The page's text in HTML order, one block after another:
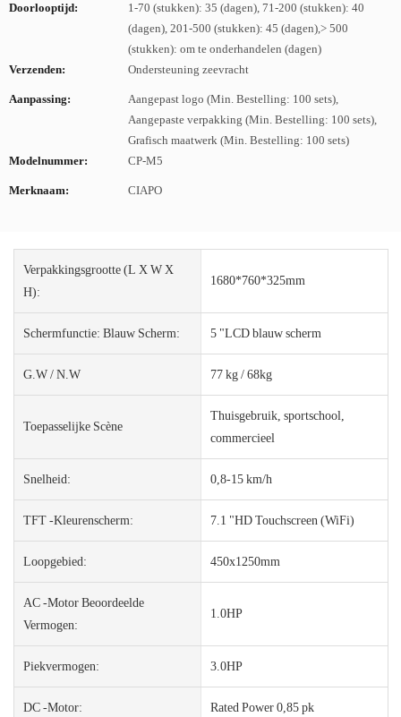
Doorlooptijd:
1-70 (stukken): 35 (dagen), 71-200 (stukken): 40
(dagen), 201-500 (stukken): 45 (dagen),> 500
(stukken): om te onderhandelen (dagen)
Verzenden:
Ondersteuning zeevracht
Aanpassing:
Aangepast logo (Min. Bestelling: 100 sets),
Aangepaste verpakking (Min. Bestelling: 100 sets),
Grafisch maatwerk (Min. Bestelling: 100 sets)
Modelnummer:
CP-M5
Merknaam: CIAPO
Verpakkingsgrootte (L X W X
H):
1680*760*325mm
Schermfunctie: Blauw Scherm: 5 "LCD blauw scherm
G.W / N.W 77 kg / 68kg
Toepasselijke Scène
Thuisgebruik, sportschool,
commercieel
Snelheid: 0,8-15 km/h
TFT -kleurenscherm: 7.1 "HD Touchscreen (WiFi)
Loopgebied: 450x1250mm
AC -motor Beoordeelde
Vermogen:
1.0HP
Piekvermogen: 3.0HP
DC -motor: Rated Power 0,85 pk